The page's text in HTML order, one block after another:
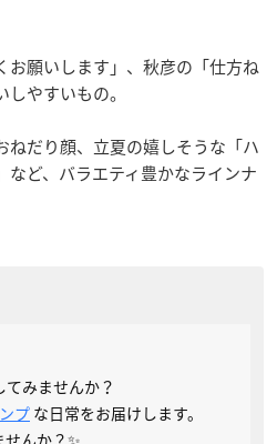
お願いします」、秋彦の「仕方ね
やすいもの。
ねだり顔、立夏の嬉しそうな「ハ
など、バラエティ豊かなラインナ
みませんか？
プ な日常をお届けします。
んか？✨